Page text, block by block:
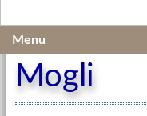
Vermittelte Kleintiere
Mogli
Menu